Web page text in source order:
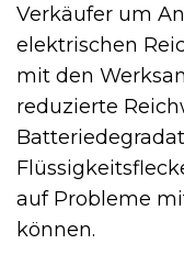
Verkäufer um
elektrischen
mit den
reduzierte
auf Probleme
können.